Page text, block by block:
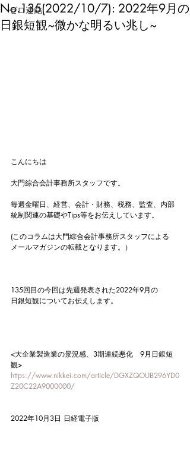
ゼロ連結
No.135(2022/10/7): 2022年9月の
日銀短観~微かな明るい兆し~
こんにちは
大門綜合会計事務所スタッフです。
毎週金曜日、経営、会計・財務、税務、監査、内部
統制関連の基礎やTips等をお伝えしています。
(このコラムは大門綜合会計事務所スタッフによる
メールマガジンの転載となります。）
135回目の今回は先週発表された2022年9月の
日銀短観についてお伝えします。
<大企業製造業の景況感、3期連続悪化　9月日銀短
観>
https://www.nikkei.com/article/DGXZQOUB296YD0
Z20C22A9000000/
2022年10月3日 日経電子版